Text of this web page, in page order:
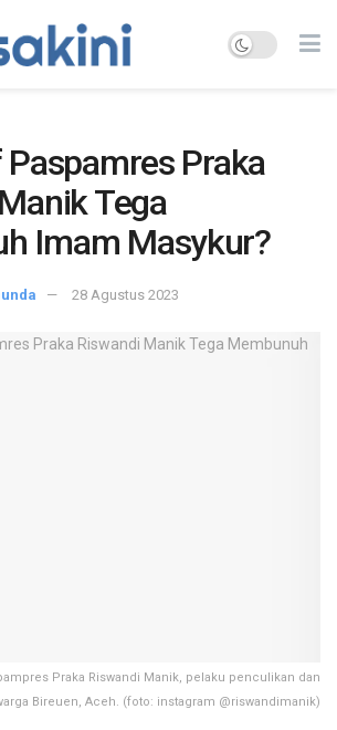
Praka
Tega
Imam Masykur?
28 Agustus 2023
Praka Riswandi Manik, pelaku penculikan dan
Bireuen, Aceh. (foto: instagram @riswandimanik)